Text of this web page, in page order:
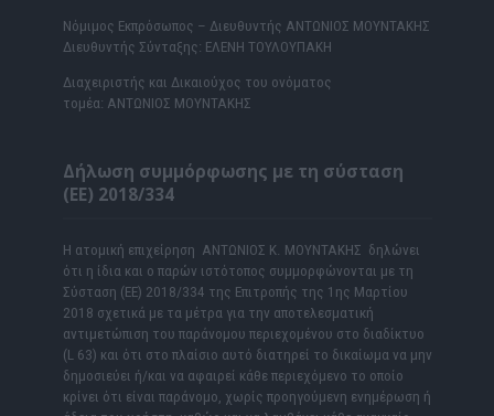
Νόμιμος Εκπρόσωπος – Διευθυντής ΑΝΤΩΝΙΟΣ ΜΟΥΝΤΑΚΗΣ
Διευθυντής Σύνταξης: ΕΛΕΝΗ ΤΟΥΛΟΥΠΑΚΗ
Διαχειριστής και Δικαιούχος του ονόματος
τομέα: ΑΝΤΩΝΙΟΣ ΜΟΥΝΤΑΚΗΣ
Δήλωση συμμόρφωσης με τη σύσταση
(ΕΕ) 2018/334
Η ατομική επιχείρηση ΑΝΤΩΝΙΟΣ Κ. ΜΟΥΝΤΑΚΗΣ δηλώνει
ότι η ίδια και ο παρών ιστότοπος συμμορφώνονται με τη
Σύσταση (ΕΕ) 2018/334 της Επιτροπής της 1ης Μαρτίου
2018 σχετικά με τα μέτρα για την αποτελεσματική
αντιμετώπιση του παράνομου περιεχομένου στο διαδίκτυο
(L 63) και ότι στο πλαίσιο αυτό διατηρεί το δικαίωμα να μην
δημοσιεύει ή/και να αφαιρεί κάθε περιεχόμενο το οποίο
κρίνει ότι είναι παράνομο, χωρίς προηγούμενη ενημέρωση ή